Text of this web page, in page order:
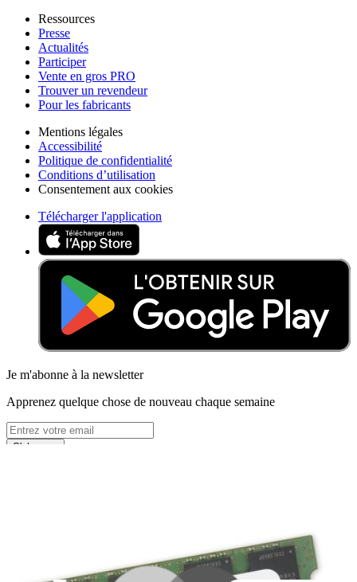
Ressources
Presse
Actualités
Participer
Vente en gros PRO
Trouver un revendeur
Pour les fabricants
Mentions légales
Accessibilité
Politique de confidentialité
Conditions d’utilisation
Consentement aux cookies
Télécharger l'application
Je m'abonne à la newsletter
Apprenez quelque chose de nouveau chaque semaine
S'abonner
Lire d'abord les